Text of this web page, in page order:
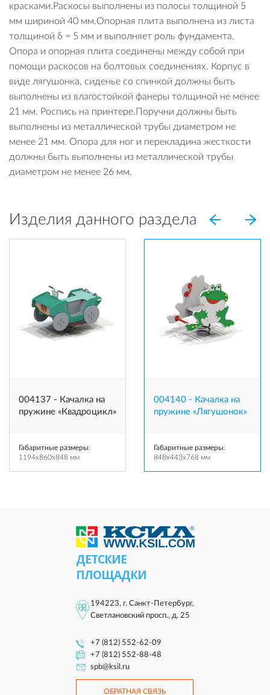
красками.Раскосы выполнены из полосы толщиной 5
мм шириной 40 мм.Опорная плита выполнена из листа
толщиной δ = 5 мм и выполняет роль фундамента.
Опора и опорная плита соединены между собой при
помощи раскосов на болтовых соединениях. Корпус в
виде лягушонка, сиденье со спинкой должны быть
выполнены из влагостойкой фанеры толщиной не менее
21 мм. Роспись на принтере.Поручни должны быть
выполнены из металлической трубы диаметром не
менее 21 мм. Опора для ног и перекладина жесткости
должны быть выполнены из металлической трубы
диаметром не менее 26 мм.
Изделия данного раздела
004137 - Качалка на
пружине «Квадроцикл»
Габаритные размеры:
1194x860x848 мм
004140 - Качалка на
пружине «Лягушонок»
Габаритные размеры:
848x443x768 мм
ДЕТСКИЕ
ПЛОЩАДКИ
194223, г. Санкт-Петербург,
Светлановский просп., д. 25
+7 (812) 552-62-09
+7 (812) 552-88-48
spb@ksil.ru
ОБРАТНАЯ СВЯЗЬ